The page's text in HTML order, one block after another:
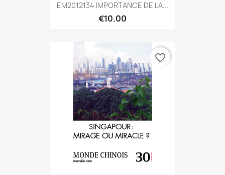
EM2012134 IMPORTANCE DE LA...
€10.00
favorite_border